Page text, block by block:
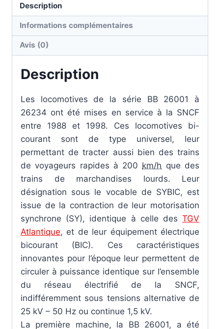
Description
Informations complémentaires
Avis (0)
Description
Les locomotives de la série BB 26001 à
26234 ont été mises en service à la SNCF
entre 1988 et 1998. Ces locomotives bi-
courant sont de type universel, leur
permettant de tracter aussi bien des trains
de voyageurs rapides à 200 km/h que des
trains de marchandises lourds. Leur
désignation sous le vocable de SYBIC, est
issue de la contraction de leur motorisation
synchrone (SY), identique à celle des TGV
Atlantique, et de leur équipement électrique
bicourant (BIC). Ces caractéristiques
innovantes pour l’époque leur permettent de
circuler à puissance identique sur l’ensemble
du réseau électrifié de la SNCF,
indifféremment sous tensions alternative de
25 kV – 50 Hz ou continue 1,5 kV.
La première machine, la BB 26001, a été